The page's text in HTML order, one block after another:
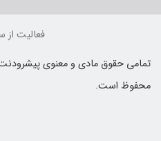
فعالیت از سال 1381
است.